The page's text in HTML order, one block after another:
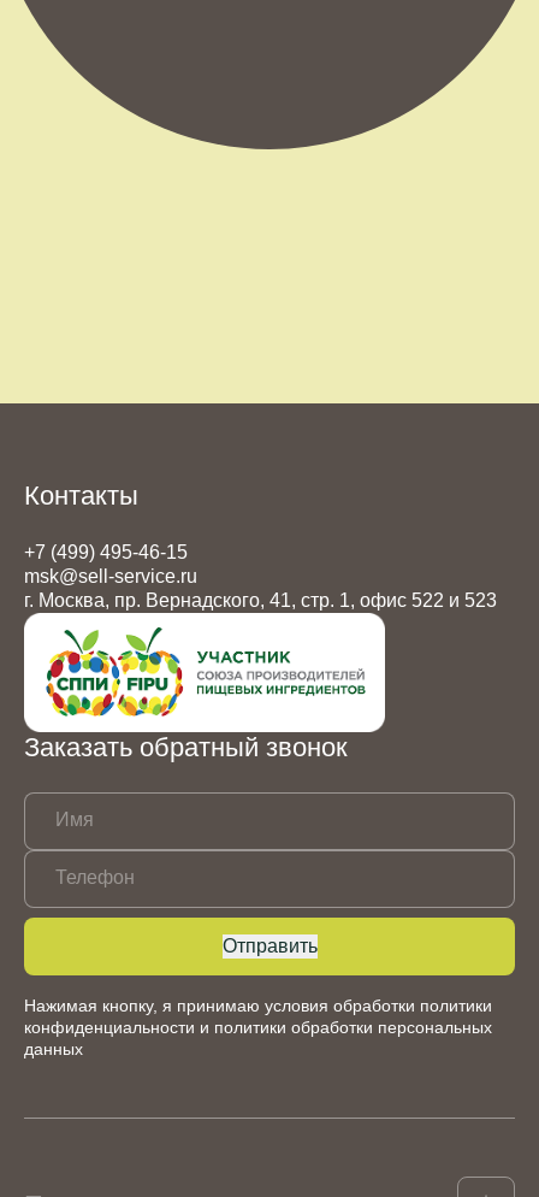
Контакты
+7 (499) 495-46-15
msk@sell-service.ru
г. Москва, пр. Вернадского, 41, стр. 1, офис 522 и 523
Заказать обратный звонок
Имя
Телефон
Отправить
Нажимая кнопку, я принимаю условия обработки политики
конфиденциальности и политики обработки персональных
данных